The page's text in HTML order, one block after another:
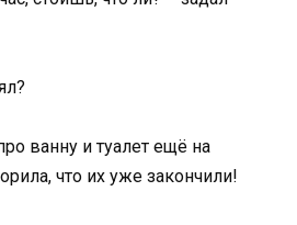
ванну и туалет ещё на
что их уже закончили!